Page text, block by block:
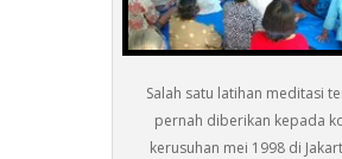
Salah satu latihan meditasi
pernah diberikan kepada
kerusuhan mei 1998 di